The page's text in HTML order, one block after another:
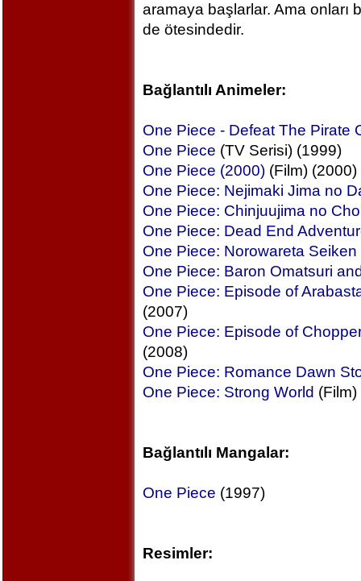
aramaya başlarlar. Ama
de ötesindedir.
Bağlantılı Animeler:
One Piece - Defeat The Pirate
One Piece (TV Serisi) (1999)
One Piece (2000)(Film) (2000)
One Piece: Nejimaki Jima no
One Piece: Chinjuujima no
One Piece: Dead End
One Piece: Norowareta Seiken
One Piece: Baron Omatsuri
One Piece: Episode of
(2007)
One Piece: Episode of
(2008)
One Piece: Romance Dawn
One Piece: Strong World
Bağlantılı Mangalar:
One Piece (1997)
Resimler: